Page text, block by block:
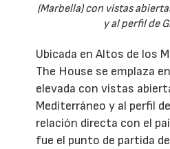
(Marbella) con vistas
y al perfil de
Ubicada en Altos de los
The House se emplaza
elevada con vistas
Mediterráneo y al perfil
relación directa con el
fue el punto de partida